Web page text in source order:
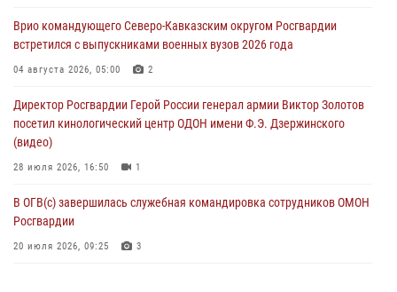
08 августа 2026, 07:00
Военнослужащие Софринской бригады Росгвардии встретились с
дорогой к Победе в СВО» (видео)
2 1
Врио командующего Северо-Кавказским округом Росгвардии
встретился с выпускниками военных вузов 2026 года
04 августа 2026, 05:00 2
Директор Росгвардии Герой России генерал армии Виктор Золотов
посетил кинологический центр ОДОН имени Ф.Э. Дзержинского
(видео)
28 июля 2026, 16:50 1
В ОГВ(с) завершилась служебная командировка сотрудников ОМОН
Росгвардии
20 июля 2026, 09:25 3